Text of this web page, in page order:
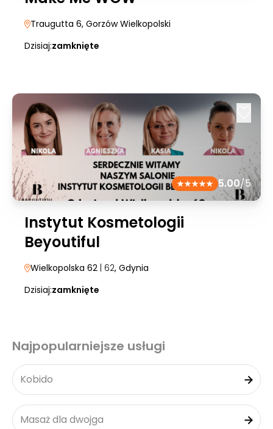
Traugutta 6, Gorzów Wielkopolski
Dzisiaj:zamknięte
5.00/5
Instytut Kosmetologii
Beyoutiful
Wielkopolska 62 | 62, Gdynia
Dzisiaj:zamknięte
Najpopularniejsze usługi
Kobido
Masaż dla dwojga